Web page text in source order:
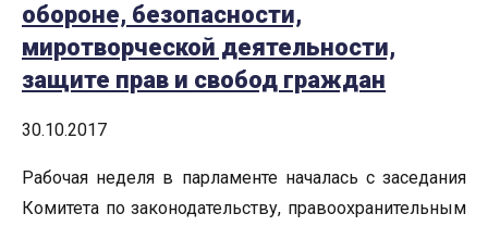
обороне, безопасности,
миротворческой деятельности,
защите прав и свобод граждан
30.10.2017
Рабочая неделя в парламенте началась с заседания
Комитета по законодательству, правоохранительным